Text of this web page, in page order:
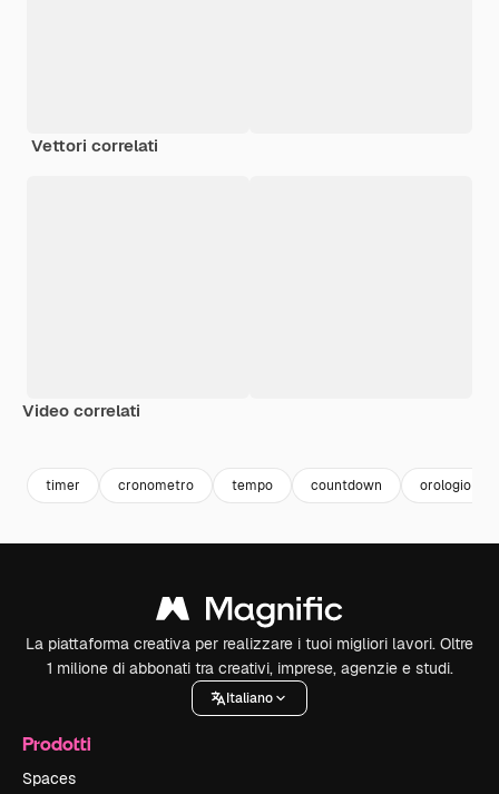
Vettori correlati
Video correlati
timer cronometro tempo countdown orologio
La piattaforma creativa per realizzare i tuoi migliori lavori. Oltre
1 milione di abbonati tra creativi, imprese, agenzie e studi.
Italiano
Prodotti
Spaces